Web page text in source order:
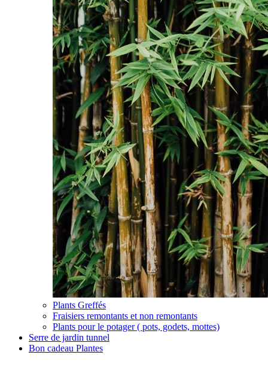
Plants Greffés
Fraisiers remontants et non remontants
Plants pour le potager ( pots, godets, mottes)
Serre de jardin tunnel
Bon cadeau Plantes